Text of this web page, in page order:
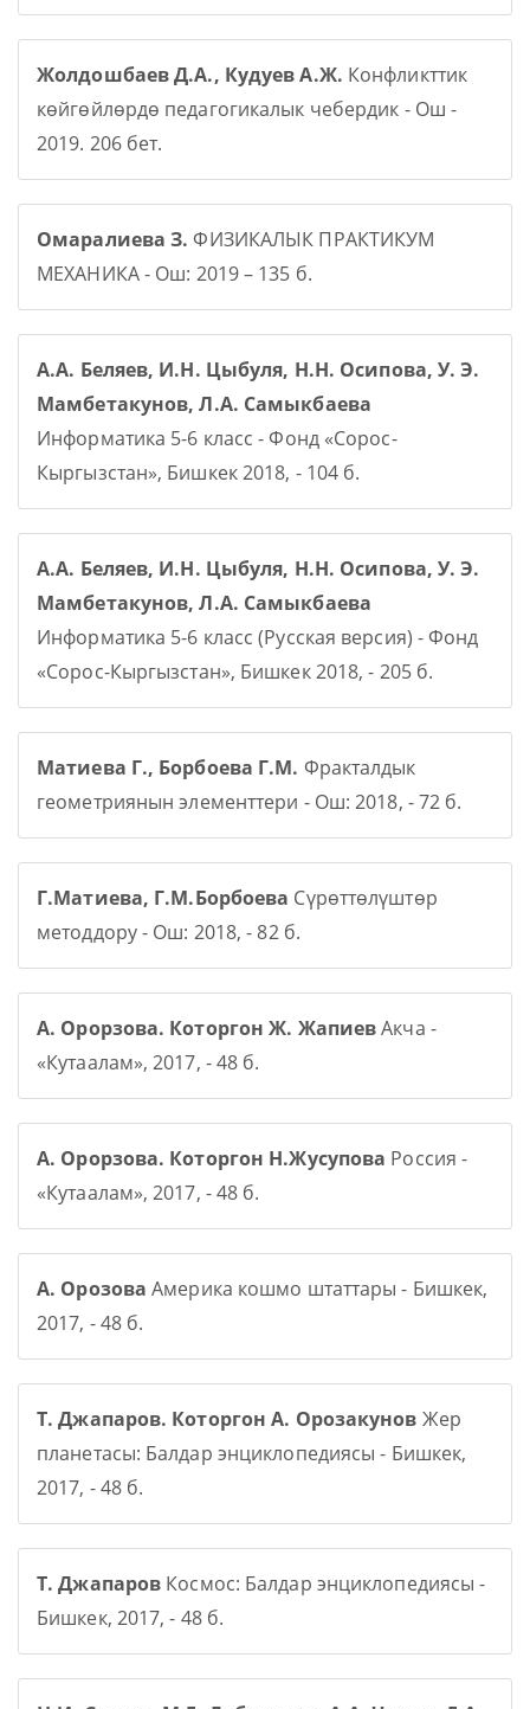
Жолдошбаев Д.А., Кудуев А.Ж. Конфликттик
көйгөйлөрдө педагогикалык чебердик - Ош -
2019. 206 бет.
Омаралиева З. ФИЗИКАЛЫК ПРАКТИКУМ
МЕХАНИКА - Ош: 2019 – 135 б.
А.А. Беляев, И.Н. Цыбуля, Н.Н. Осипова, У. Э.
Мамбетакунов, Л.А. Самыкбаева
Информатика 5-6 класс - Фонд «Сорос-
Кыргызстан», Бишкек 2018, - 104 б.
А.А. Беляев, И.Н. Цыбуля, Н.Н. Осипова, У. Э.
Мамбетакунов, Л.А. Самыкбаева
Информатика 5-6 класс (Русская версия) - Фонд
«Сорос-Кыргызстан», Бишкек 2018, - 205 б.
Матиева Г., Борбоева Г.М. Фракталдык
геометриянын элементтери - Ош: 2018, - 72 б.
Г.Матиева, Г.М.Борбоева Сүрөттөлүштөр
методдору - Ош: 2018, - 82 б.
А. Орорзова. Которгон Ж. ЖапиевАкча -
«Кутаалам», 2017, - 48 б.
А. Орорзова. Которгон Н.Жусупова Россия -
«Кутаалам», 2017, - 48 б.
А. Орозова Америка кошмо штаттары - Бишкек,
2017, - 48 б.
Т. Джапаров. Которгон А. Орозакунов Жер
планетасы: Балдар энциклопедиясы - Бишкек,
2017, - 48 б.
Т. Джапаров Космос: Балдар энциклопедиясы -
Бишкек, 2017, - 48 б.